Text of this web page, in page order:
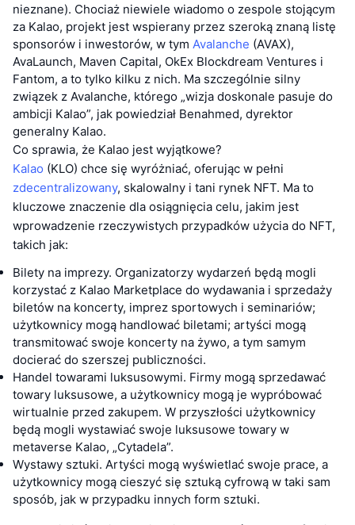
nieznane). Chociaż niewiele wiadomo o zespole stojącym
za Kalao, projekt jest wspierany przez szeroką znaną listę
sponsorów i inwestorów, w tym Avalanche (AVAX),
AvaLaunch, Maven Capital, OkEx Blockdream Ventures i
Fantom, a to tylko kilku z nich. Ma szczególnie silny
związek z Avalanche, którego „wizja doskonale pasuje do
ambicji Kalao”, jak powiedział Benahmed, dyrektor
generalny Kalao.
Co sprawia, że Kalao jest wyjątkowe?
Kalao (KLO) chce się wyróżniać, oferując w pełni
zdecentralizowany, skalowalny i tani rynek NFT. Ma to
kluczowe znaczenie dla osiągnięcia celu, jakim jest
wprowadzenie rzeczywistych przypadków użycia do NFT,
takich jak:
Bilety na imprezy. Organizatorzy wydarzeń będą mogli
korzystać z Kalao Marketplace do wydawania i sprzedaży
biletów na koncerty, imprez sportowych i seminariów;
użytkownicy mogą handlować biletami; artyści mogą
transmitować swoje koncerty na żywo, a tym samym
docierać do szerszej publiczności.
Handel towarami luksusowymi. Firmy mogą sprzedawać
towary luksusowe, a użytkownicy mogą je wypróbować
wirtualnie przed zakupem. W przyszłości użytkownicy
będą mogli wystawiać swoje luksusowe towary w
metaverse Kalao, „Cytadela”.
Wystawy sztuki. Artyści mogą wyświetlać swoje prace, a
użytkownicy mogą cieszyć się sztuką cyfrową w taki sam
sposób, jak w przypadku innych form sztuki.